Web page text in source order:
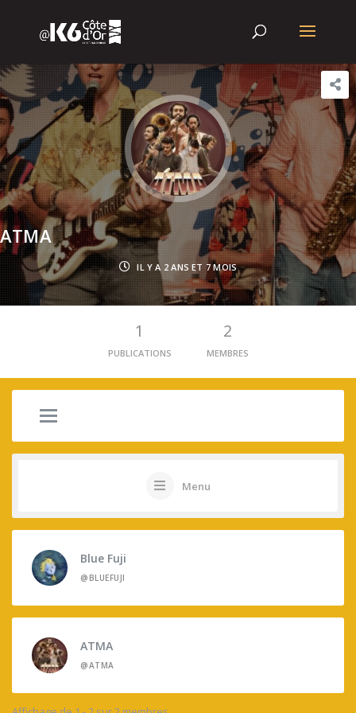
ATMA
IL Y A 2 ANS ET 7 MOIS
1
PUBLICATIONS
2
MEMBRES
Menu
Blue Fuji
@BLUEFUJI
ATMA
@ATMA